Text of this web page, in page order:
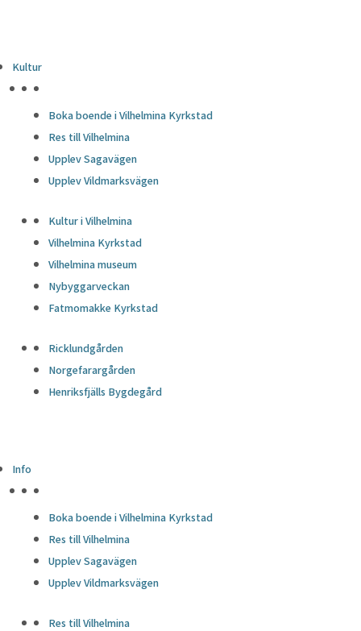
Kultur
Boka boende i Vilhelmina Kyrkstad
Res till Vilhelmina
Upplev Sagavägen
Upplev Vildmarksvägen
Kultur i Vilhelmina
Vilhelmina Kyrkstad
Vilhelmina museum
Nybyggarveckan
Fatmomakke Kyrkstad
Ricklundgården
Norgefarargården
Henriksfjälls Bygdegård
Info
Boka boende i Vilhelmina Kyrkstad
Res till Vilhelmina
Upplev Sagavägen
Upplev Vildmarksvägen
Res till Vilhelmina